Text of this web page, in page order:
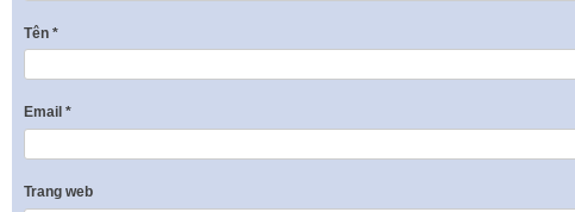
Tên *
Email *
Trang web